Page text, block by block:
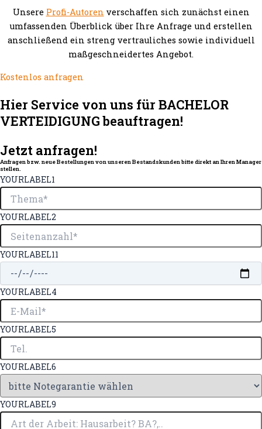
Unsere Profi-Autoren verschaffen sich zunächst einen
umfassenden Überblick über Ihre Anfrage und erstellen
anschließend ein streng vertrauliches sowie individuell
maßgeschneidertes Angebot.
Kostenlos anfragen
Hier Service von uns für BACHELOR
VERTEIDIGUNG beauftragen!
Jetzt anfragen!
Anfragen bzw. neue Bestellungen von unseren Bestandskunden bitte direkt an Ihren Manager
stellen.
YOURLABEL1
YOURLABEL2
YOURLABEL11
YOURLABEL4
YOURLABEL5
YOURLABEL6
YOURLABEL9